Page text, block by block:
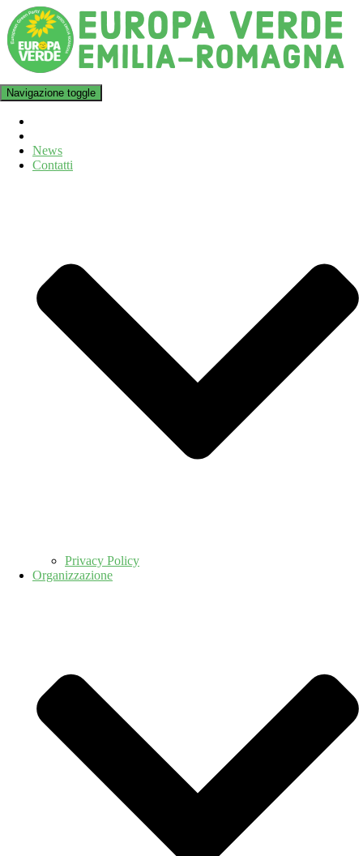
Navigazione toggle
News
Contatti
Privacy Policy
Organizzazione